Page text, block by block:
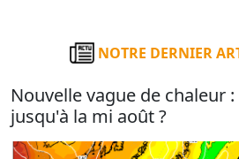
NOTRE DERNIER
Nouvelle vague de chaleur :
jusqu'à la mi août ?